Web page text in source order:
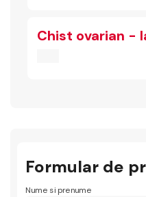
Chist ovarian -
Formular de
Nume si prenume